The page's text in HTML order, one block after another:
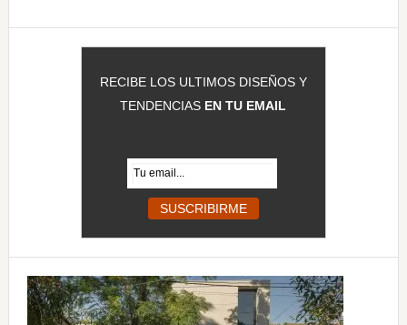
RECIBE LOS ULTIMOS DISEÑOS Y
TENDENCIAS EN TU EMAIL